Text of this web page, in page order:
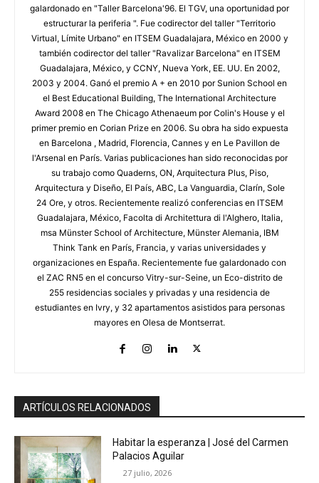
galardonado en "Taller Barcelona'96. El TGV, una oportunidad por
estructurar la periferia ". Fue codirector del taller "Territorio
Virtual, Límite Urbano" en ITSEM Guadalajara, México en 2000 y
también codirector del taller "Ravalizar Barcelona" en ITSEM
Guadalajara, México, y CCNY, Nueva York, EE. UU. En 2002,
2003 y 2004. Ganó el premio A + en 2010 por Sunion School en
el Best Educational Building, The International Architecture
Award 2008 en The Chicago Athenaeum por Colin's House y el
primer premio en Corian Prize en 2006. Su obra ha sido expuesta
en Barcelona , Madrid, Florencia, Cannes y en Le Pavillon de
l'Arsenal en París. Varias publicaciones han sido reconocidas por
su trabajo como Quaderns, ON, Arquitectura Plus, Piso,
Arquitectura y Diseño, El País, ABC, La Vanguardia, Clarín, Sole
24 Ore, y otros. Recientemente realizó conferencias en ITSEM
Guadalajara, México, Facolta di Architettura di l'Alghero, Italia,
msa Münster School of Architecture, Münster Alemania, IBM
Think Tank en París, Francia, y varias universidades y
organizaciones en España. Recientemente fue galardonado con
el ZAC RN5 en el concurso Vitry-sur-Seine, un Eco-distrito de
255 residencias sociales y privadas y una residencia de
estudiantes en Ivry, y 32 apartamentos asistidos para personas
mayores en Olesa de Montserrat.
ARTÍCULOS RELACIONADOS
Habitar la esperanza | José del Carmen
Palacios Aguilar
27 julio, 2026